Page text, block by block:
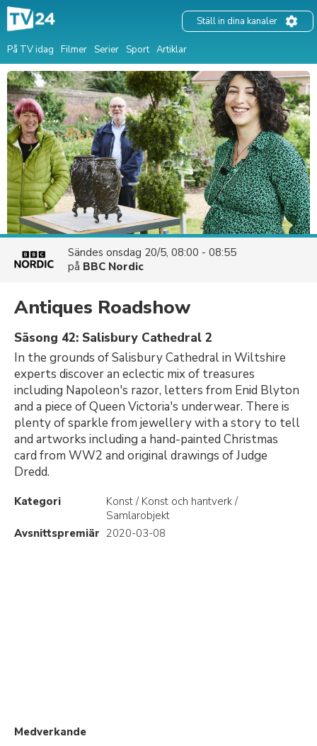
På TV idag Filmer Serier Sport Artiklar
Ställ in dina kanaler
Sändes onsdag 20/5, 08:00 - 08:55
på BBC Nordic
Antiques Roadshow
Säsong 42: Salisbury Cathedral 2
In the grounds of Salisbury Cathedral in Wiltshire
experts discover an eclectic mix of treasures
including Napoleon's razor, letters from Enid Blyton
and a piece of Queen Victoria's underwear. There is
plenty of sparkle from jewellery with a story to tell
and artworks including a hand-painted Christmas
card from WW2 and original drawings of Judge
Dredd.
Kategori
Konst / Konst och hantverk /
Samlarobjekt
Avsnittspremiär 2020-03-08
Medverkande